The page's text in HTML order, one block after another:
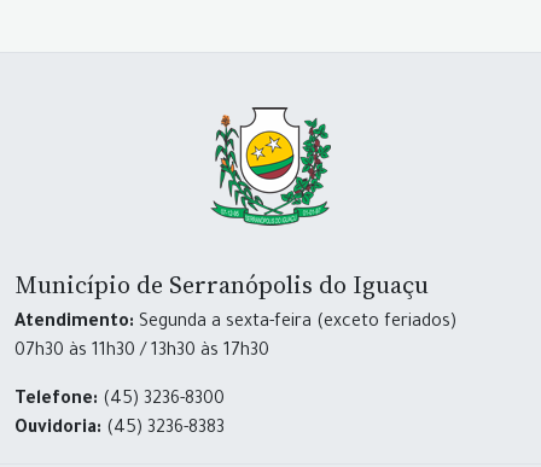
Município de Serranópolis do Iguaçu
Atendimento: Segunda a sexta-feira (exceto feriados)
07h30 às 11h30 / 13h30 às 17h30
Telefone: (45) 3236-8300
Ouvidoria: (45) 3236-8383